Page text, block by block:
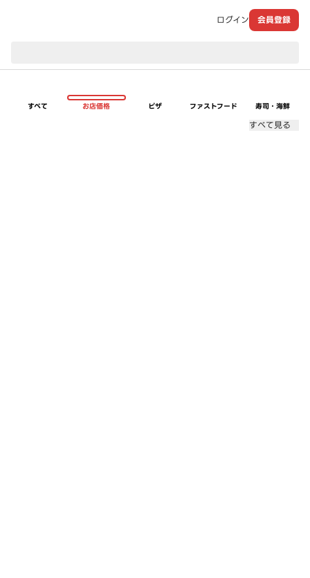
ログイン 会員登録
すべて お店価格 ピザ ファストフード 寿司・海鮮
すべて見る